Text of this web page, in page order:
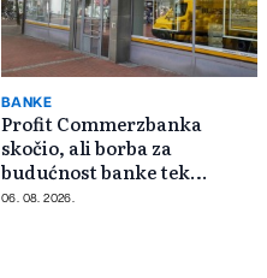
BANKE
Profit Commerzbanka
skočio, ali borba za
budućnost banke tek
počinje
06. 08. 2026.